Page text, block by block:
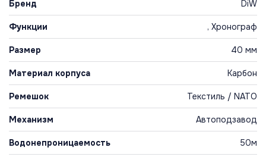
Бренд DiW
Функции , Хронограф
Размер 40 мм
Материал корпуса Карбон
Ремешок Текстиль / NATO
Механизм Автоподзавод
Водонепроницаемость 50м